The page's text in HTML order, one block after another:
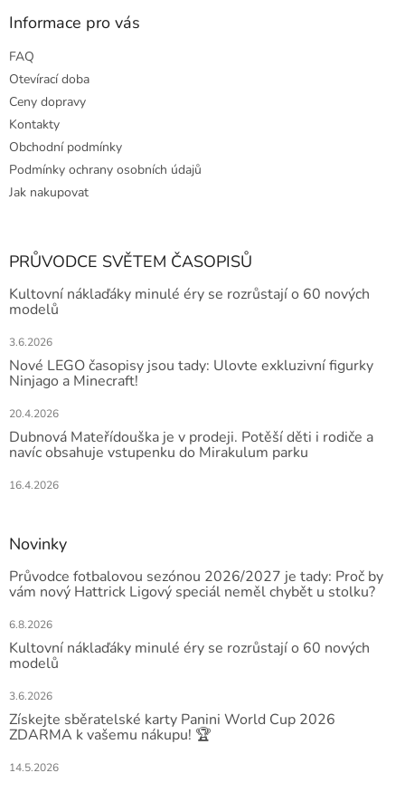
Informace pro vás
FAQ
Otevírací doba
Ceny dopravy
Kontakty
Obchodní podmínky
Podmínky ochrany osobních údajů
Jak nakupovat
PRŮVODCE SVĚTEM ČASOPISŮ
Kultovní náklaďáky minulé éry se rozrůstají o 60 nových
modelů
3.6.2026
Nové LEGO časopisy jsou tady: Ulovte exkluzivní figurky
Ninjago a Minecraft!
20.4.2026
Dubnová Mateřídouška je v prodeji. Potěší děti i rodiče a
navíc obsahuje vstupenku do Mirakulum parku
16.4.2026
Novinky
Průvodce fotbalovou sezónou 2026/2027 je tady: Proč by
vám nový Hattrick Ligový speciál neměl chybět u stolku?
6.8.2026
Kultovní náklaďáky minulé éry se rozrůstají o 60 nových
modelů
3.6.2026
Získejte sběratelské karty Panini World Cup 2026
ZDARMA k vašemu nákupu! 🏆
14.5.2026